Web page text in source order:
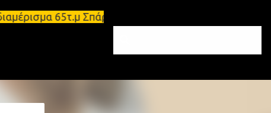
65τ.μ Σπάρτη - πωλείται τριάρι